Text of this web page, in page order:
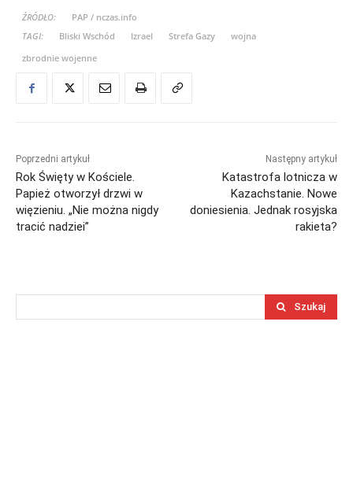
ŹRÓDŁO:
PAP / nczas.info
TAGI:
Bliski Wschód Izrael Strefa Gazy
wojna
zbrodnie wojenne
Poprzedni artykuł
Rok Święty w Kościele.
Papież otworzył drzwi w
więzieniu. „Nie można nigdy
tracić nadziei”
Następny artykuł
Katastrofa lotnicza w
Kazachstanie. Nowe
doniesienia. Jednak rosyjska
rakieta?
Szukaj